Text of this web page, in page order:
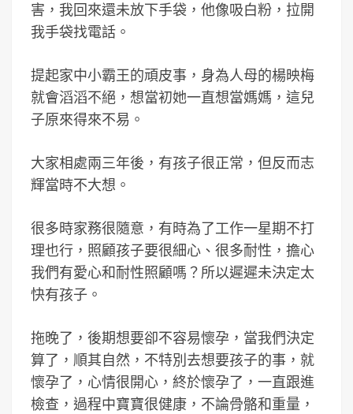
害，我回來還未放下手袋，他像吸白粉，拉開
我手袋找電話。
提起家中小霸王的頑皮事，身為人母的楊映梅
就會滔滔不絕，想當初她一直想當媽媽，這兒
子原來得來不易。
大家相處兩三年後，有孩子很正常，但反而志
輝當時不大想。
很多時家務很隨意，有時為了工作一星期不打
理也行，照顧孩子要很細心、很多耐性，擔心
我們有愛心和耐性照顧嗎？所以遲遲未決定太
快有孩子。
拖晚了，後期想要卻不容易懷孕，當我們決定
算了，順其自然，不特別去想要孩子的事，就
懷孕了，心情很開心，終於懷孕了，一直跟進
檢查，過程中寶寶很健康，不論骨骼和重量，